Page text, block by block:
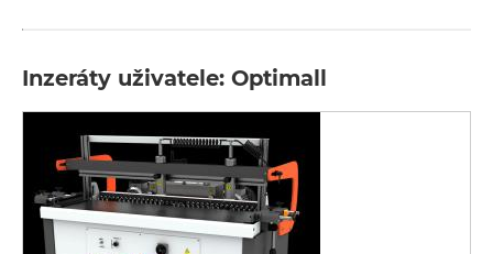
Inzeráty uživatele: Optimall